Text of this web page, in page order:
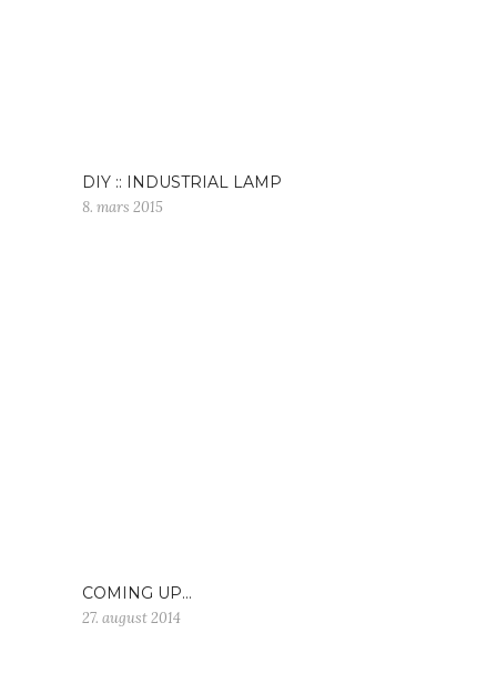
DIY :: INDUSTRIAL LAMP
8. mars 2015
COMING UP…
27. august 2014